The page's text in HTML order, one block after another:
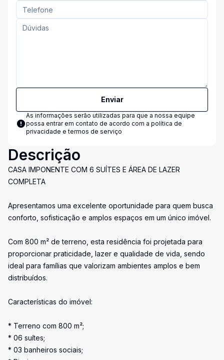
Enviar
As informações serão utilizadas para que a nossa equipe
possa entrar em contato de acordo com a política de
privacidade e termos de serviço
Descrição
CASA IMPONENTE COM 6 SUÍTES E ÁREA DE LAZER
COMPLETA
Apresentamos uma excelente oportunidade para quem busca
conforto, sofisticação e amplos espaços em um único imóvel.
Com 800 m² de terreno, esta residência foi projetada para
proporcionar praticidade, lazer e qualidade de vida, sendo
ideal para famílias que valorizam ambientes amplos e bem
distribuídos.
Características do imóvel:
* Terreno com 800 m²;
* 06 suítes;
* 03 banheiros sociais;